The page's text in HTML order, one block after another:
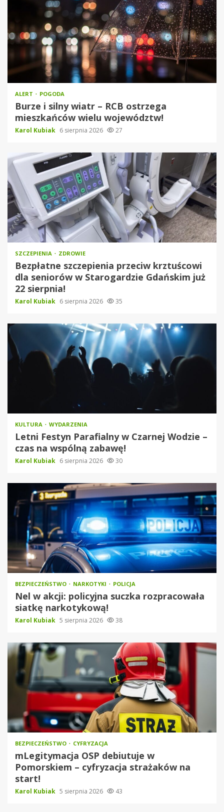
ALERT POGODA
Burze i silny wiatr – RCB ostrzega
mieszkańców wielu województw!
Karol Kubiak 6 sierpnia 2026 27
SZCZEPIENIA ZDROWIE
Bezpłatne szczepienia przeciw krztuścowi
dla seniorów w Starogardzie Gdańskim już
22 sierpnia!
Karol Kubiak 6 sierpnia 2026 35
KULTURA WYDARZENIA
Letni Festyn Parafialny w Czarnej Wodzie –
czas na wspólną zabawę!
Karol Kubiak 6 sierpnia 2026 30
BEZPIECZEŃSTWO NARKOTYKI POLICJA
Nel w akcji: policyjna suczka rozpracowała
siatkę narkotykową!
Karol Kubiak 5 sierpnia 2026 38
BEZPIECZEŃSTWO CYFRYZACJA
mLegitymacja OSP debiutuje w
Pomorskiem – cyfryzacja strażaków na
start!
Karol Kubiak 5 sierpnia 2026 43